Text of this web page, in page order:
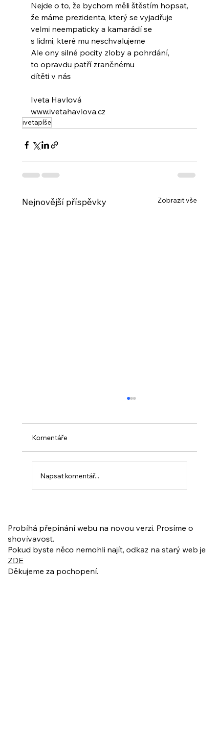
Nejde o to, že bychom měli štěstím hopsat,
že máme prezidenta, který se vyjadřuje
velmi neempaticky a kamarádí se
s lidmi, které mu neschvalujeme
Ale ony silné pocity zloby a pohrdání,
to opravdu patří zraněnému
dítěti v nás
Iveta Havlová
www.ivetahavlova.cz
ivetapíše
Nejnovější příspěvky Zobrazit vše
ukázkové lekce
Komentáře
Napsat komentář...
Probíhá přepínání webu na novou verzi. Prosíme o
shovívavost.
Pokud byste něco nemohli najít, odkaz na starý web je
ZDE
Děkujeme za pochopení.